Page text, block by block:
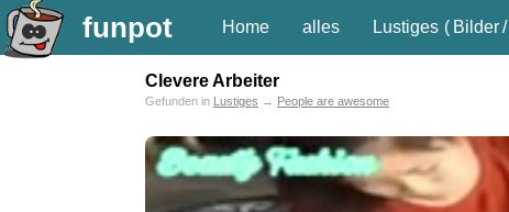
funpot Home alles Lustiges ( Bilder/
Clevere Arbeiter
Gefunden in Lustiges → People are awesome